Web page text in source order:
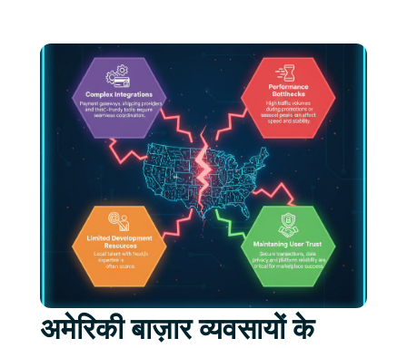
अमेरिकी बाज़ार व्यवसायों के